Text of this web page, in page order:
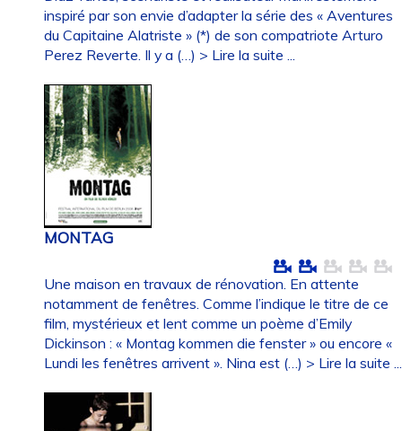
inspiré par son envie d’adapter la série des « Aventures
du Capitaine Alatriste » (*) de son compatriote Arturo
Perez Reverte. Il y a (…) > Lire la suite ...
MONTAG
Une maison en travaux de rénovation. En attente
notamment de fenêtres. Comme l’indique le titre de ce
film, mystérieux et lent comme un poème d’Emily
Dickinson : « Montag kommen die fenster » ou encore «
Lundi les fenêtres arrivent ». Nina est (…) > Lire la suite ...